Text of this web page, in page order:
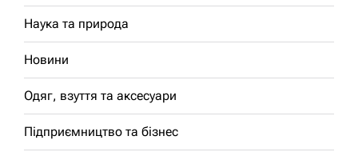
Наука та природа
Новини
Одяг, взуття та аксесуари
Підприємництво та бізнес